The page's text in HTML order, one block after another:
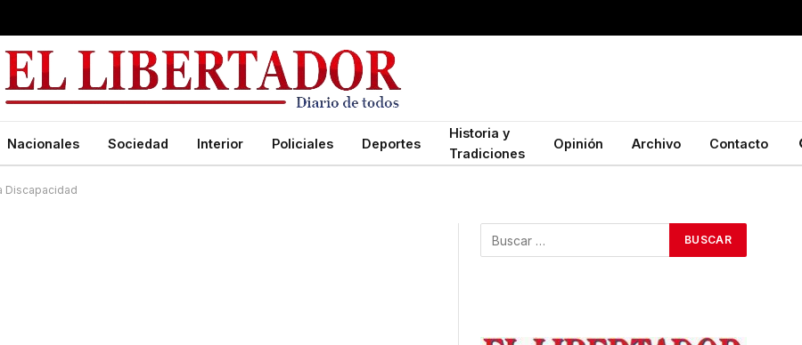
Nacionales Sociedad Interior Policiales Deportes
Historia y
Tradiciones
Opinión Archivo Contacto
Discapacidad